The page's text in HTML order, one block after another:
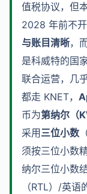
值税协议，但
2028 年前不
与账目清晰，
是科威特的国
联合运营，几
都走 KNET，
币为第纳尔（
采用 三位小数
须按三位小数
纳尔三位小数
（RTL）/英